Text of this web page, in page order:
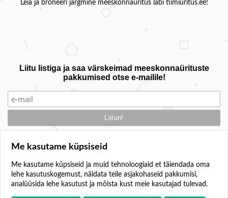
Leia ja broneeri järgmine meeskonnaüritus läbi tiimiüritus.ee!
Liitu listiga ja saa värskeimad meeskonnaürituste
pakkumised otse e-mailile!
Kontakt
Lisa oma üritus
Me kasutame küpsiseid
Me kasutame küpsiseid ja muid tehnoloogiaid et täiendada oma
lehe kasutuskogemust, näidata teile asjakohaseid pakkumisi,
analüüsida lehe kasutust ja mõista kust meie kasutajad tulevad.